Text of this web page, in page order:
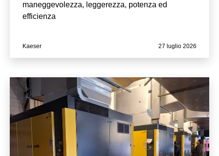
maneggevolezza, leggerezza, potenza ed
efficienza
Kaeser 27 luglio 2026